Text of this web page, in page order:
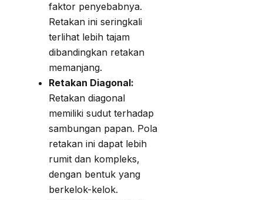
faktor penyebabnya.
Retakan ini seringkali
terlihat lebih tajam
dibandingkan retakan
memanjang.
Retakan Diagonal:
Retakan diagonal
memiliki sudut terhadap
sambungan papan. Pola
retakan ini dapat lebih
rumit dan kompleks,
dengan bentuk yang
berkelok-kelok.